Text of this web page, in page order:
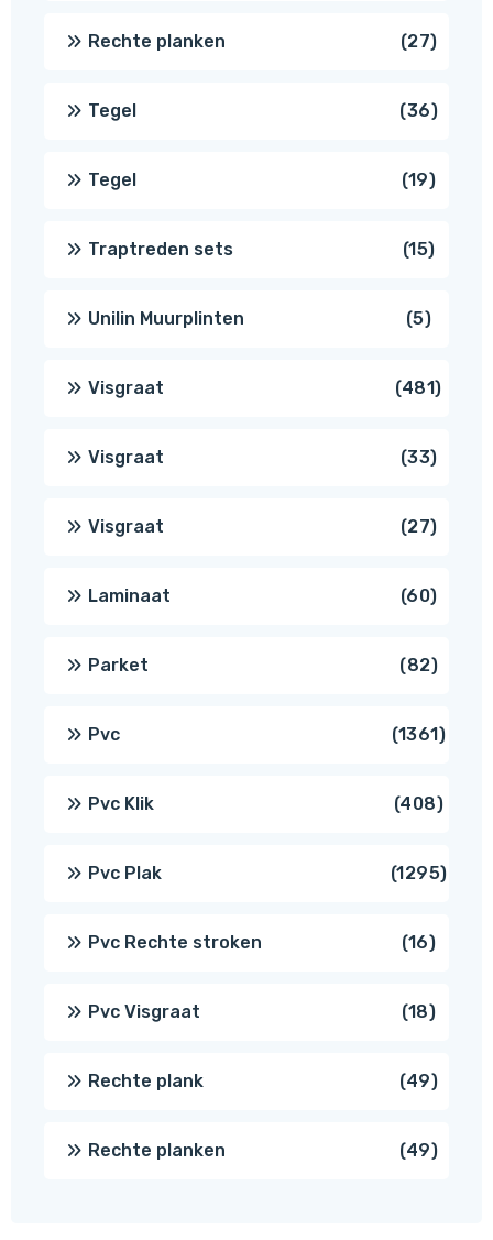
Rechte planken 2727
Tegel 3636
Tegel 1919
Traptreden sets 1515
Unilin Muurplinten 55
Visgraat 481481
Visgraat 3333
Visgraat 2727
Laminaat 6060
Parket 8282
Pvc 13611361
Pvc Klik 408408
Pvc Plak 12951295
Pvc Rechte stroken 1616
Pvc Visgraat 1818
Rechte plank 4949
Rechte planken 4949